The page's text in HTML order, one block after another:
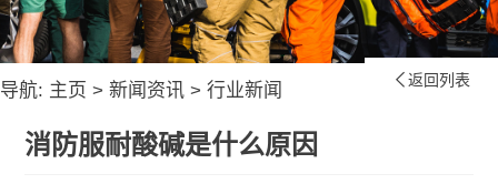
导航: 主页 > 新闻资讯 > 行业新闻  返回列表
消防服耐酸碱是什么原因